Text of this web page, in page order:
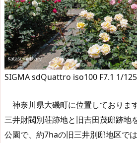
SIGMA sdQuattro iso100 F7.1 1/
神奈川県大磯町に位置しておりま
三井財閥別荘跡地と旧吉田茂邸跡地
公園で、約7haの旧三井別邸地区で